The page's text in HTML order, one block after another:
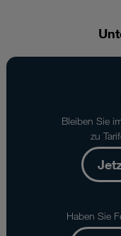
Bleiben Sie
zu
Haben Sie